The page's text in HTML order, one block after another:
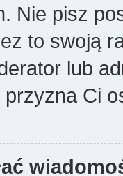
Nie pisz
to swoją
lub
Ci